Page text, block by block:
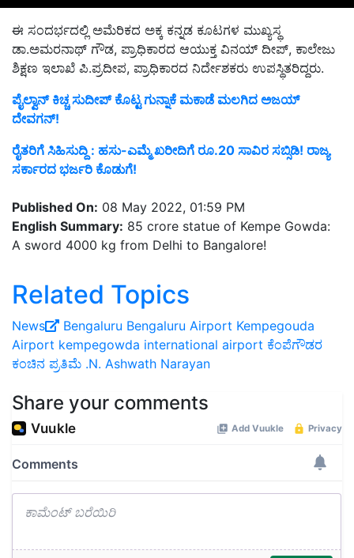
ಈ ಸಂದರ್ಭದಲ್ಲಿ ಅಮೆರಿಕದ ಅಕ್ಕ ಕನ್ನಡ ಕೂಟಗಳ ಮುಖ್ಯಸ್ಥ
ಡಾ.ಅಮರನಾಥ್ ಗೌಡ, ಪ್ರಾಧಿಕಾರದ ಆಯುಕ್ತ ವಿನಯ್ ದೀಪ್, ಕಾಲೇಜು
ಶಿಕ್ಷಣ ಇಲಾಖೆ ಪಿ.ಪ್ರದೀಪ, ಪ್ರಾಧಿಕಾರದ ನಿರ್ದೇಶಕರು ಉಪಸ್ಥಿತರಿದ್ದರು.
ಪೈಲ್ವಾನ್ ಕಿಚ್ಚ ಸುದೀಪ್ ಕೊಟ್ಟ ಗುನ್ನಾಕೆ ಮಕಾಡೆ ಮಲಗಿದ ಅಜಯ್
ದೇವಗನ್!
ರೈತರಿಗೆ ಸಿಹಿಸುದ್ದಿ : ಹಸು-ಎಮ್ಮೆ ಖರೀದಿಗೆ ರೂ.20 ಸಾವಿರ ಸಬ್ಸಿಡಿ! ರಾಜ್ಯ
ಸರ್ಕಾರದ ಭರ್ಜರಿ ಕೊಡುಗೆ!
Published On: 08 May 2022, 01:59 PM
English Summary: 85 crore statue of Kempe Gowda:
A sword 4000 kg from Delhi to Bangalore!
Related Topics
News Bengaluru Bengaluru Airport Kempegouda
Airport kempegowda international airport ಕೆಂಪೆಗೌಡರ
ಕಂಚಿನ ಪ್ರತಿಮೆ .N. Ashwath Narayan
Share your comments